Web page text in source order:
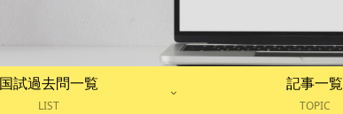
国試過去問一覧
LIST
記事一覧
TOPIC